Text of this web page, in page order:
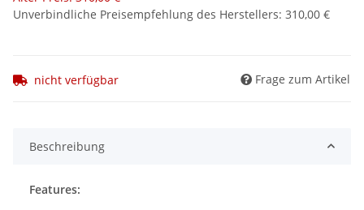
Unverbindliche Preisempfehlung des Herstellers: 310,00 €
nicht verfügbar Frage zum Artikel
Beschreibung
Features: